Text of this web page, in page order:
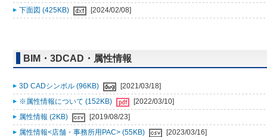
下面図 (425KB)
[2024/02/08]
BIM・3DCAD・属性情報
3D CADシンボル (96KB)
[2021/03/18]
※属性情報について (152KB)
[2022/03/10]
属性情報 (2KB)
[2019/08/23]
属性情報<店舗・事務所用PAC> (55KB)
[2023/03/16]